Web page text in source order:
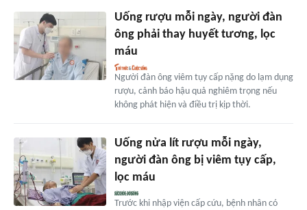
Uống rượu mỗi ngày, người đàn
ông phải thay huyết tương, lọc
máu
Người đàn ông viêm tụy cấp nặng do lạm dụng
rượu, cảnh báo hậu quả nghiêm trọng nếu
không phát hiện và điều trị kịp thời.
Uống nửa lít rượu mỗi ngày,
người đàn ông bị viêm tụy cấp,
lọc máu
Trước khi nhập viện cấp cứu, bệnh nhân có